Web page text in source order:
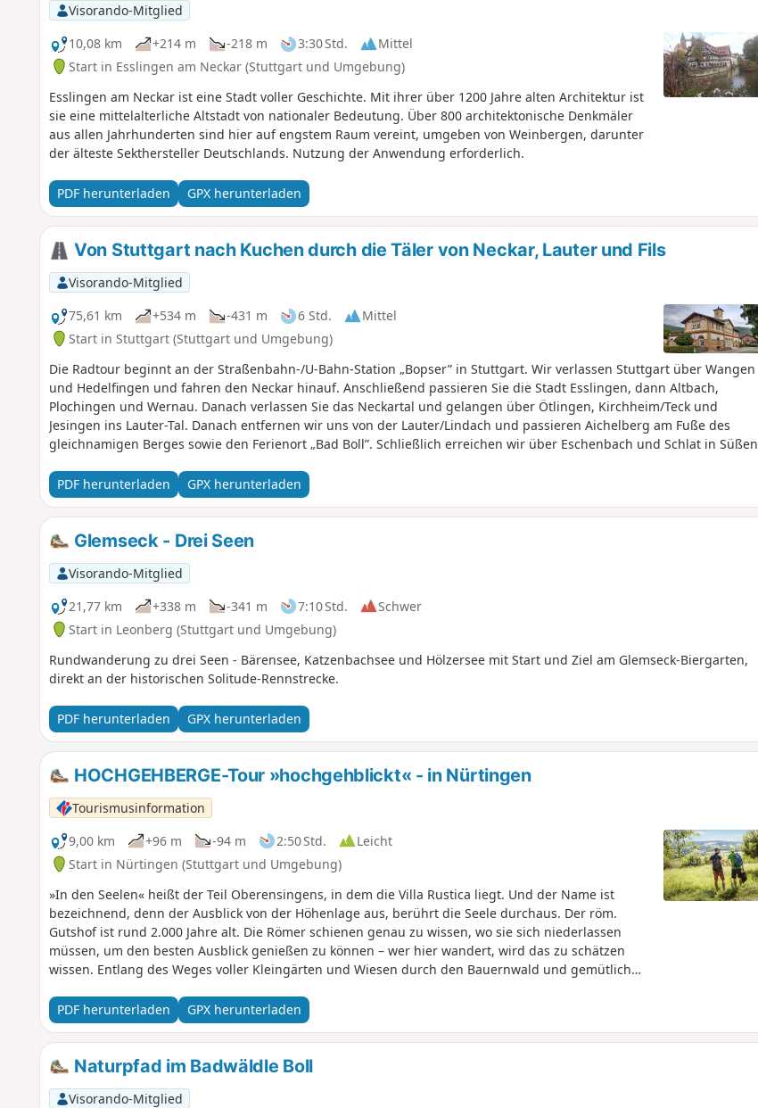
Visorando-Mitglied
10,08 km
+214 m -218 m 3:30 Std.
Mittel
Start in Esslingen am Neckar (Stuttgart und Umgebung)
Esslingen am Neckar ist eine Stadt voller Geschichte. Mit ihrer über 1200 Jahre alten Architektur ist
sie eine mittelalterliche Altstadt von nationaler Bedeutung. Über 800 architektonische Denkmäler
aus allen Jahrhunderten sind hier auf engstem Raum vereint, umgeben von Weinbergen, darunter
der älteste Sekthersteller Deutschlands. Nutzung der Anwendung erforderlich.
PDF herunterladen GPX herunterladen
Von Stuttgart nach Kuchen durch die Täler von Neckar, Lauter und Fils
Visorando-Mitglied
75,61 km
+534 m -431 m 6 Std.
Mittel
Start in Stuttgart (Stuttgart und Umgebung)
Die Radtour beginnt an der Straßenbahn-/U-Bahn-Station „Bopser” in Stuttgart. Wir verlassen Stuttgart über Wangen
und Hedelfingen und fahren den Neckar hinauf. Anschließend passieren Sie die Stadt Esslingen, dann Altbach,
Plochingen und Wernau. Danach verlassen Sie das Neckartal und gelangen über Ötlingen, Kirchheim/Teck und
Jesingen ins Lauter-Tal. Danach entfernen wir uns von der Lauter/Lindach und passieren Aichelberg am Fuße des
gleichnamigen Berges sowie den Ferienort „Bad Boll”. Schließlich erreichen wir über Eschenbach und Schlat in Süßen
PDF herunterladen
GPX herunterladen
Glemseck - Drei Seen
Visorando-Mitglied
21,77 km
+338 m -341 m 7:10 Std.
Schwer
Start in Leonberg (Stuttgart und Umgebung)
Rundwanderung zu drei Seen - Bärensee, Katzenbachsee und Hölzersee mit Start und Ziel am Glemseck-Biergarten,
direkt an der historischen Solitude-Rennstrecke.
PDF herunterladen GPX herunterladen
HOCHGEHBERGE-Tour »hochgehblickt« - in Nürtingen
Tourismusinformation
9,00 km
+96 m -94 m 2:50 Std.
Leicht
Start in Nürtingen (Stuttgart und Umgebung)
»In den Seelen« heißt der Teil Oberensingens, in dem die Villa Rustica liegt. Und der Name ist
bezeichnend, denn der Ausblick von der Höhenlage aus, berührt die Seele durchaus. Der röm.
Gutshof ist rund 2.000 Jahre alt. Die Römer schienen genau zu wissen, wo sie sich niederlassen
müssen, um den besten Ausblick genießen zu können – wer hier wandert, wird das zu schätzen
wissen. Entlang des Weges voller Kleingärten und Wiesen durch den Bauernwald und gemütlich
Rechter Hand liegt eine Alpakafarm, auf der sich knuddelig flauschige Alpakas in verschiedenen
Variationen tummeln und sich über Besuch freuen. Dann geht die Wanderung vorbei an
Streuobstwiesen zum Wengerterhäuschen, das eine gemütliche Bank für Wanderer beherbergt.
»Ruh dich aus, schau hinaus« ermutigt ein Schild, um die Vorbeiziehenden daran zu erinnern, dass
man sich manchmal auch einfach ein wenig Zeit für schöne Augenblicke nehmen soll.
PDF herunterladen GPX herunterladen
Naturpfad im Badwäldle Boll
Visorando-Mitglied